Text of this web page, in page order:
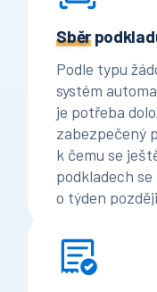
Sběr
Podle typu
systém
je potřeba
zabezpečený
k čemu se
podkladech
o týden později.